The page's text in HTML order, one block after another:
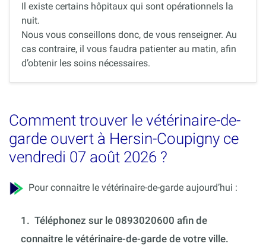
Il existe certains hôpitaux qui sont opérationnels la
nuit.
Nous vous conseillons donc, de vous renseigner. Au
cas contraire, il vous faudra patienter au matin, afin
d’obtenir les soins nécessaires.
Comment trouver le vétérinaire-de-
garde ouvert à Hersin-Coupigny ce
vendredi 07 août 2026 ?
Pour connaitre le vétérinaire-de-garde aujourd’hui :
1. Téléphonez sur le 0893020600 afin de
connaitre le vétérinaire-de-garde de votre ville.